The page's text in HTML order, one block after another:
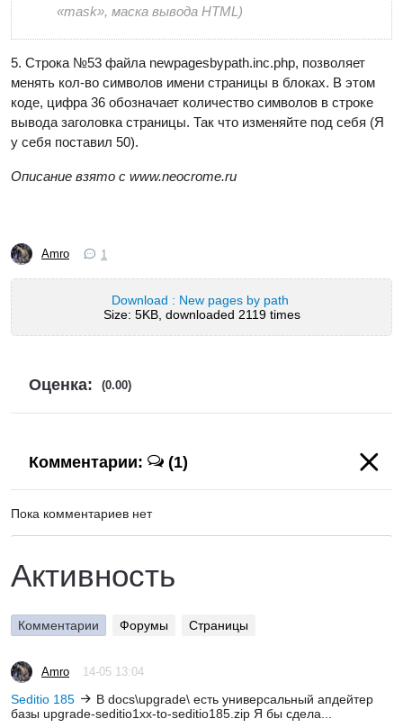
«mask», маска вывода HTML)
5. Строка №53 файла newpagesbypath.inc.php, позволяет
менять кол-во символов имени страницы в блоках. В этом
коде, цифра 36 обозначает количество символов в строке
вывода заголовка страницы. Так что изменяйте под себя (Я
у себя поставил 50).
Описание взято с www.neocrome.ru
Amro 1
Download : New pages by path
Size: 5KB, downloaded 2119 times
Оценка: (0.00)
Комментарии: (1)
Пока комментариев нет
Активность
Комментарии Форумы Страницы
Amro 14-05 13:04
Seditio 185
В docs\upgrade\ есть универсальный апдейтер
базы upgrade-seditio1xx-to-seditio185.zip Я бы сдела...